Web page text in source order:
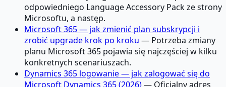
odpowiedniego Language Accessory Pack ze strony
Microsoftu, a następ.
Microsoft 365 — jak zmienić plan subskrypcji i
zrobić upgrade krok po kroku — Potrzeba zmiany
planu Microsoft 365 pojawia się najczęściej w kilku
konkretnych scenariuszach.
Dynamics 365 logowanie — jak zalogować się do
Microsoft Dynamics 365 (2026)— Oficjalny adres